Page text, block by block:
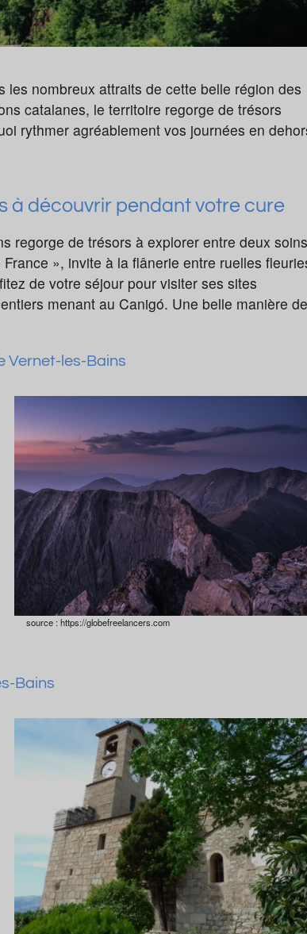
les nombreux attraits de cette belle région des
catalanes, le territoire regorge de trésors
rythmer agréablement vos journées en
à découvrir pendant votre cure
regorge de trésors à explorer entre deux
», invite à la flânerie entre ruelles
de votre séjour pour visiter ses sites
menant au Canigó. Une belle manière de
Vernet-les-Bains
source : https://globefreelancers.com
Bains